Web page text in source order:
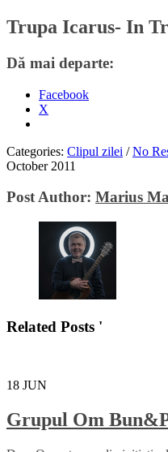
Trupa Icarus- In
Dă mai departe:
Facebook
X
Categories: Clipul zilei / No
October 2011
Post Author: Marius
Related Posts '
18 JUN
Grupul Om